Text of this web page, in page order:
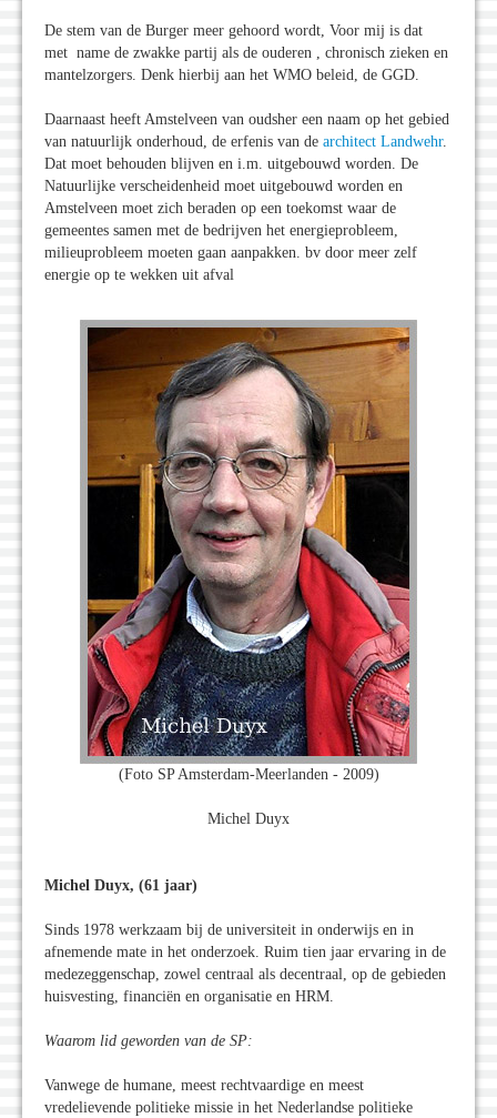
De stem van de Burger meer gehoord wordt, Voor mij is dat
met name de zwakke partij als de ouderen , chronisch zieken en
mantelzorgers. Denk hierbij aan het WMO beleid, de GGD.
Daarnaast heeft Amstelveen van oudsher een naam op het gebied
van natuurlijk onderhoud, de erfenis van de architect Landwehr.
Dat moet behouden blijven en i.m. uitgebouwd worden. De
Natuurlijke verscheidenheid moet uitgebouwd worden en
Amstelveen moet zich beraden op een toekomst waar de
gemeentes samen met de bedrijven het energieprobleem,
milieuprobleem moeten gaan aanpakken. bv door meer zelf
energie op te wekken uit afval
(Foto SP Amsterdam-Meerlanden - 2009)
Michel Duyx
Michel Duyx, (61 jaar)
Sinds 1978 werkzaam bij de universiteit in onderwijs en in
afnemende mate in het onderzoek. Ruim tien jaar ervaring in de
medezeggenschap, zowel centraal als decentraal, op de gebieden
huisvesting, financiën en organisatie en HRM.
Waarom lid geworden van de SP:
Vanwege de humane, meest rechtvaardige en meest
vredelievende politieke missie in het Nederlandse politieke